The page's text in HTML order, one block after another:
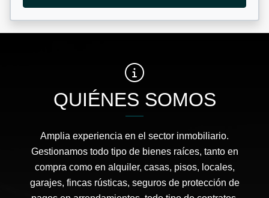
QUIÉNES SOMOS
Amplia experiencia en el sector inmobiliario.
Gestionamos todo tipo de bienes raíces, tanto en
compra como en alquiler, casas, pisos, locales,
garajes, fincas rústicas, seguros de protección de